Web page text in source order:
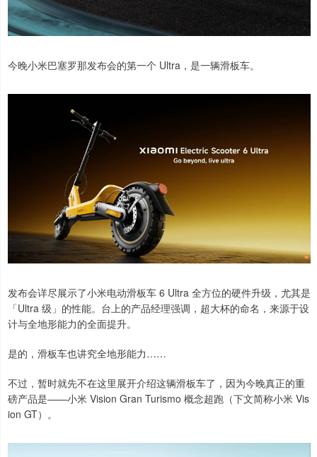
今晚小米巴塞罗那发布会的第一个 Ultra，是一辆滑板车。
发布会详尽展示了小米电动滑板车 6 Ultra 全方位的硬件升级，尤其是
「Ultra 级」的性能。台上的产品经理强调，超大杯的命名，来源于设
计与全地形能力的全面提升。
是的，滑板车也讲究全地形能力……
不过，暂时就先不在这里展开介绍这辆滑板车了，因为今晚真正的重
磅产品是——小米 Vision Gran Turismo 概念超跑（下文简称小米 Vis
ion GT）。